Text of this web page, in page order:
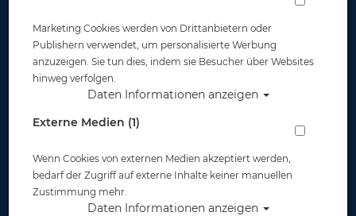
Marketing Cookies werden von Drittanbietern oder
Publishern verwendet, um personalisierte Werbung
anzuzeigen. Sie tun dies, indem sie Besucher über Websites
hinweg verfolgen.
Daten Informationen anzeigen
Externe Medien (1)
Wenn Cookies von externen Medien akzeptiert werden,
bedarf der Zugriff auf externe Inhalte keiner manuellen
Zustimmung mehr.
Daten Informationen anzeigen